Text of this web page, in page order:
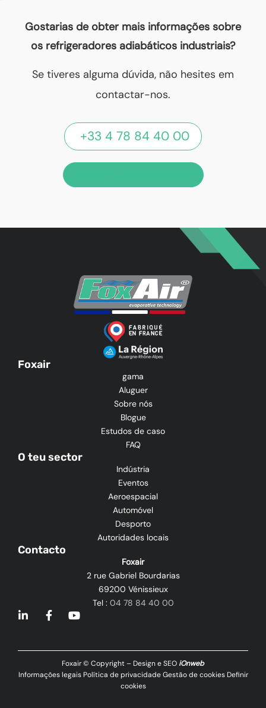
Gostarias de obter mais informações sobre
os refrigeradores adiabáticos industriais?
Se tiveres alguma dúvida, não hesites em
contactar-nos.
+33 4 78 84 40 00
Foxair
gama
Aluguer
Sobre nós
Blogue
Estudos de caso
FAQ
O teu sector
Indústria
Eventos
Aeroespacial
Automóvel
Desporto
Autoridades locais
Contacto
Foxair
2 rue Gabriel Bourdarias
69200 Vénissieux
Tel : 04 78 84 40 00
L
k
d
i
F
a
e
o
Y
t
u
b
e
Foxair © Copyright – Design e SEO iOnweb
Informações legais Política de privacidade Gestão de cookies Definir
cookies